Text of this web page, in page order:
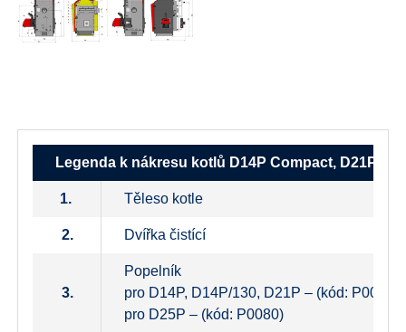
Legenda k nákresu kotlů D14P Compact, D21P
1. Těleso kotle
2. Dvířka čistící
3.
Popelník
pro D14P, D14P/130, D21P – (kód: P0097)
pro D25P – (kód: P0080)